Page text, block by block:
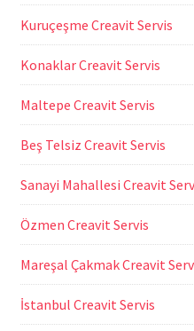
Kuruçeşme Creavit Servis
Konaklar Creavit Servis
Maltepe Creavit Servis
Beş Telsiz Creavit Servis
Sanayi Mahallesi Creavit
Özmen Creavit Servis
Mareşal Çakmak Creavit
İstanbul Creavit Servis